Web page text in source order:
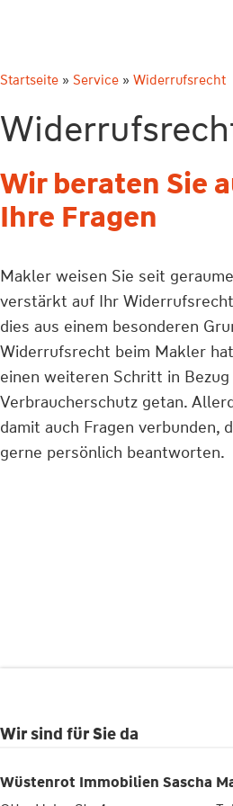
Wir sind für Sie da
Wüstenrot Immobilien Sascha
Startseite » Service » Widerrufsrecht
Wir beraten Sie
Ihre Fragen
Makler weisen Sie seit
verstärkt auf Ihr
dies aus einem besonderen
Widerrufsrecht beim Makler
einen weiteren Schritt in Bezug
Verbraucherschutz getan.
damit auch Fragen verbunden,
gerne persönlich beantworten.